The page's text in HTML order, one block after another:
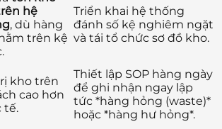
hệ
, dù hàng
trên kệ
Triển khai hệ thống
đánh số kệ nghiêm ngặt
và tái tổ chức sơ đồ kho.
kho trên
cao hơn
tế.
Thiết lập SOP hàng ngày
để ghi nhận ngay lập
tức *hàng hỏng (waste)*
hoặc *hàng hư hỏng*.